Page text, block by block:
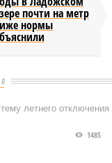
почти на метр
нормы
0
летнего отключения
1485